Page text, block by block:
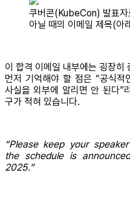
쿠버콘(KubeCon) 발표자
아닐 때의 이메일 제목(아
이 합격 이메일 내부에는 굉장히
먼저 기억해야 할 점은 “공식적
사실을 외부에 알리면 안 된다”
구가 적혀 있습니다.
“Please keep your
the schedule is
2025.”